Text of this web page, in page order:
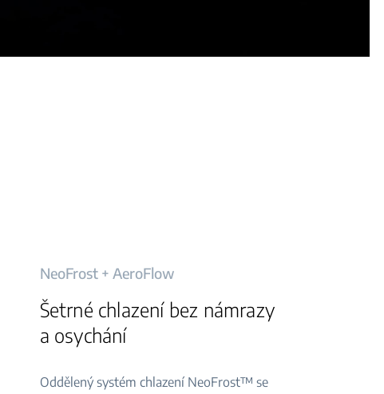
NeoFrost + AeroFlow
Šetrné chlazení bez námrazy
a osychání
Oddělený systém chlazení NeoFrost™ se